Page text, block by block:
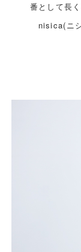
番として長
nisica(ニ